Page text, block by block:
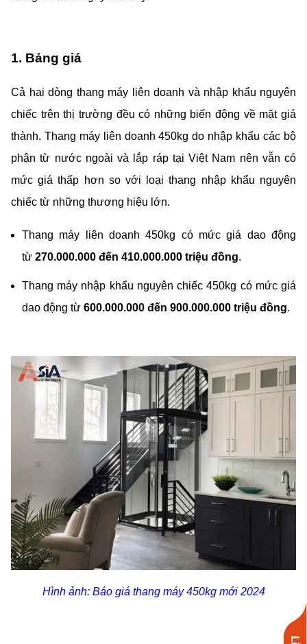
1. Bảng giá
Cả hai dòng thang máy liên doanh và nhập khẩu nguyên
chiếc trên thị trường đều có những biến động về mặt giá
thành. Thang máy liên doanh 450kg do nhập khẩu các bộ
phận từ nước ngoài và lắp ráp tại Việt Nam nên vẫn có
mức giá thấp hơn so với loại thang nhập khẩu nguyên
chiếc từ những thương hiệu lớn.
Thang máy liên doanh 450kg có mức giá dao động
từ 270.000.000 đến 410.000.000 triệu đồng.
Thang máy nhập khẩu nguyên chiếc 450kg có mức giá
dao động từ 600.000.000 đến 900.000.000 triệu đồng.
Hình ảnh: Báo giá thang máy 450kg mới 2024